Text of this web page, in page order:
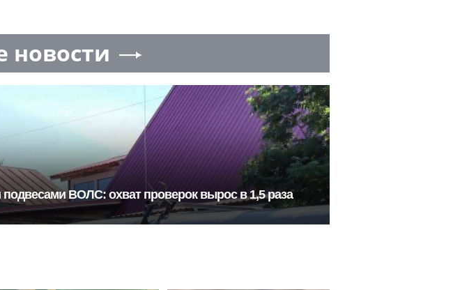
новости
ВОЛС: охват проверок вырос в 1,5 раза